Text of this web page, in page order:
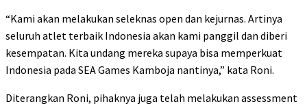
“Kami akan melakukan seleknas open dan kejurnas. Artinya
seluruh atlet terbaik Indonesia akan kami panggil dan diberi
kesempatan. Kita undang mereka supaya bisa memperkuat
Indonesia pada SEA Games Kamboja nantinya,” kata Roni.
Diterangkan Roni, pihaknya juga telah melakukan assessment